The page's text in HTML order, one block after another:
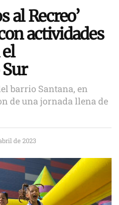
al Recreo’
actividades
barrio Santana, en
de una jornada llena de
de 2023